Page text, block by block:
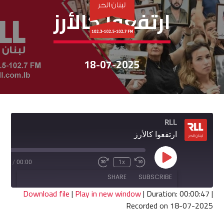
إرتفعوا كالأرز
ارتفعوا كالأرز
18-07-2025
RLL
ارتفعوا كالأرز
Play
Episode
Rewind
10
Seconds
1x
Fast
seconds
00:00
/
SUBSCRIBE
SHARE
SHARE
Download file| Play in new window| Duration: 00:00:47|
Recorded on 18-07-2025